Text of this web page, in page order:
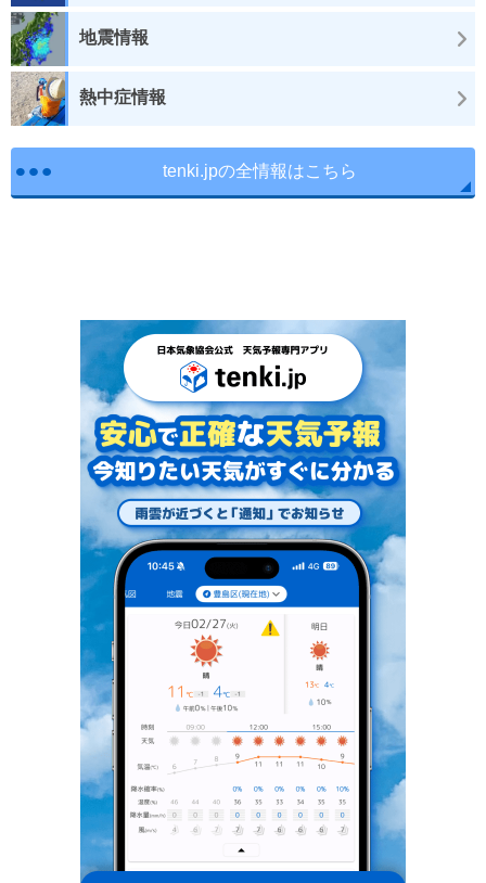
地震情報
熱中症情報
tenki.jpの全情報はこちら